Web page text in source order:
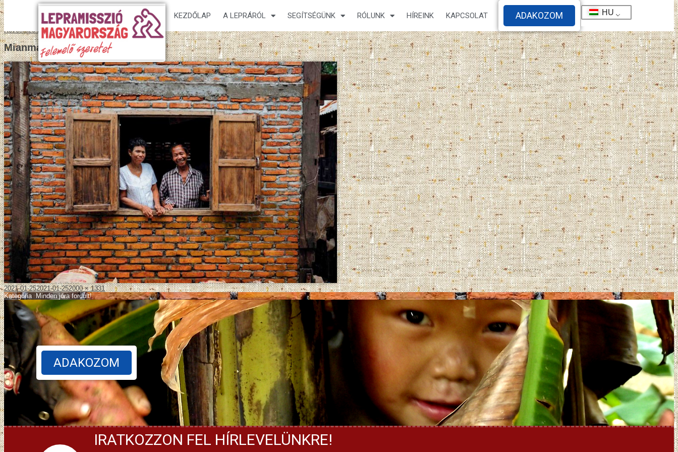
KEZDŐLAP A LEPRÁRÓL SEGÍTSÉGÜNK RÓLUNK HÍREINK KAPCSOLAT ADAKOZOM HU
Következő kép
Mianmar_boldog_hazaspar
2021-01-252021-01-252000 × 1331
Kategória: Minden jóra fordult!
ADAKOZOM
IRATKOZZON FEL HÍRLEVELÜNKRE!